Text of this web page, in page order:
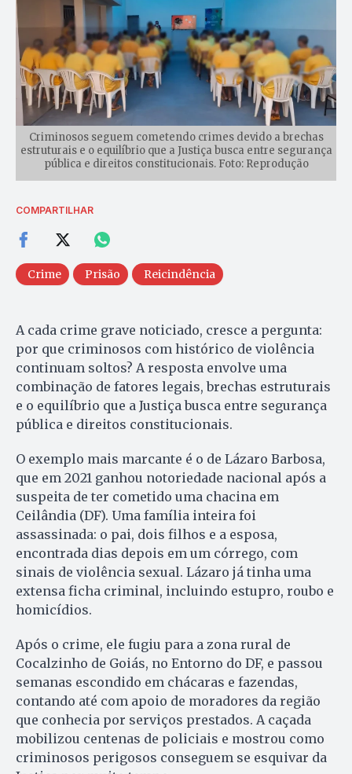
Criminosos seguem cometendo crimes devido a brechas
estruturais e o equilíbrio que a Justiça busca entre segurança
pública e direitos constitucionais. Foto: Reprodução
COMPARTILHAR
Crime Prisão Reicindência
A cada crime grave noticiado, cresce a pergunta:
por que criminosos com histórico de violência
continuam soltos? A resposta envolve uma
combinação de fatores legais, brechas estruturais
e o equilíbrio que a Justiça busca entre segurança
pública e direitos constitucionais.
O exemplo mais marcante é o de Lázaro Barbosa,
que em 2021 ganhou notoriedade nacional após a
suspeita de ter cometido uma chacina em
Ceilândia (DF). Uma família inteira foi
assassinada: o pai, dois filhos e a esposa,
encontrada dias depois em um córrego, com
sinais de violência sexual. Lázaro já tinha uma
extensa ficha criminal, incluindo estupro, roubo e
homicídios.
Após o crime, ele fugiu para a zona rural de
Cocalzinho de Goiás, no Entorno do DF, e passou
semanas escondido em chácaras e fazendas,
contando até com apoio de moradores da região
que conhecia por serviços prestados. A caçada
mobilizou centenas de policiais e mostrou como
criminosos perigosos conseguem se esquivar da